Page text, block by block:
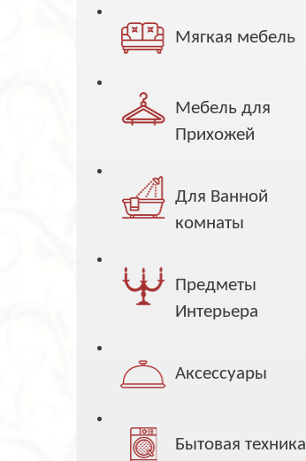
Мягкая мебель
Мебель для
Прихожей
Для Ванной
комнаты
Предметы
Интерьера
Аксессуары
Бытовая техника